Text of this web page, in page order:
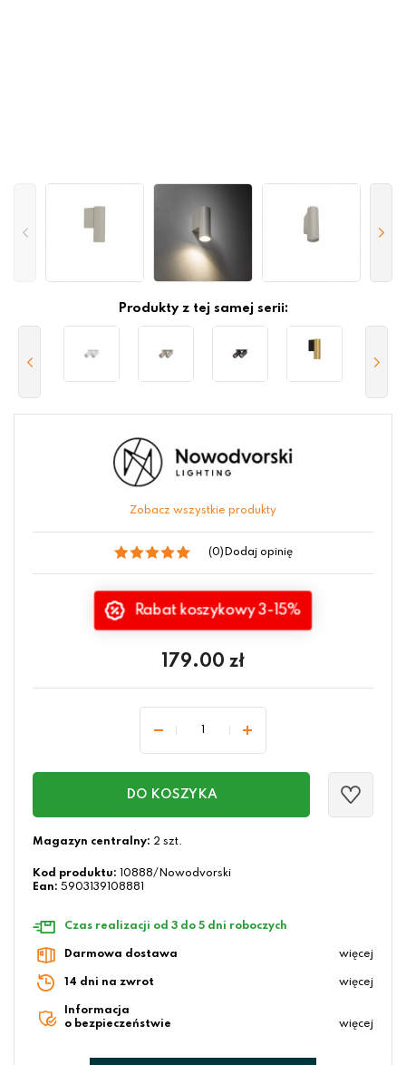
Produkty z tej samej serii:
Zobacz wszystkie produkty
(0) Dodaj opinię
Rabat koszykowy 3-15%
179.00 zł
DO KOSZYKA
Magazyn centralny: 2 szt.
Kod produktu:
10888/Nowodvorski
Ean: 5903139108881
Czas realizacji od 3 do 5 dni roboczych
Darmowa dostawa więcej
14 dni na zwrot więcej
Informacja
o bezpieczeństwie
więcej